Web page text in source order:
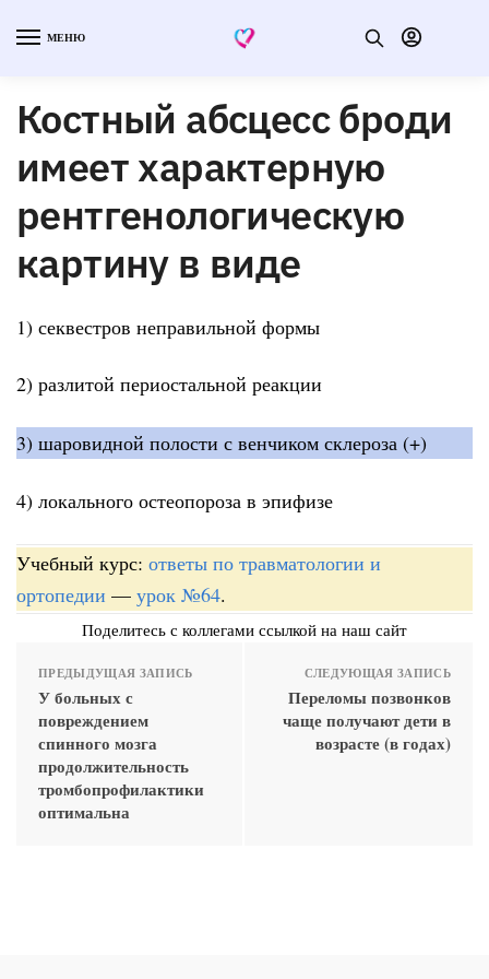
МЕНЮ
Костный абсцесс броди
имеет характерную
рентгенологическую
картину в виде
1) секвестров неправильной формы
2) разлитой периостальной реакции
3) шаровидной полости с венчиком склероза (+)
4) локального остеопороза в эпифизе
Учебный курс: ответы по травматологии и
ортопедии — урок №64.
Поделитесь с коллегами ссылкой на наш сайт
ПРЕДЫДУЩАЯ ЗАПИСЬ
У больных с
повреждением
спинного мозга
продолжительность
тромбопрофилактики
оптимальна
СЛЕДУЮЩАЯ ЗАПИСЬ
Переломы позвонков
чаще получают дети в
возрасте (в годах)